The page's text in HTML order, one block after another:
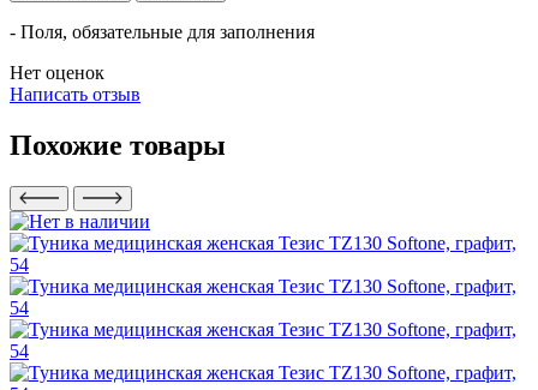
- Поля, обязательные для заполнения
Нет оценок
Написать отзыв
Похожие товары